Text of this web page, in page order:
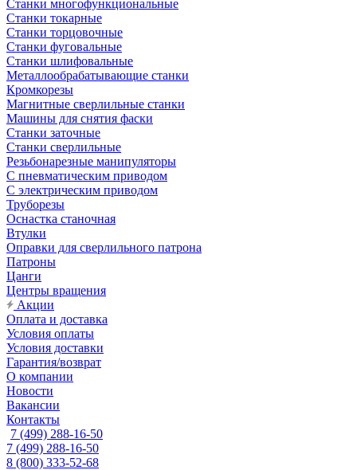
Станки многофункциональные
Станки токарные
Станки торцовочные
Станки фуговальные
Станки шлифовальные
Металлообрабатывающие станки
Кромкорезы
Магнитные сверлильные станки
Машины для снятия фаски
Станки заточные
Станки сверлильные
Резьбонарезные манипуляторы
С пневматическим приводом
С электрическим приводом
Труборезы
Оснастка станочная
Втулки
Оправки для сверлильного патрона
Патроны
Цанги
Центры вращения
Акции
Оплата и доставка
Условия оплаты
Условия доставки
Гарантия/возврат
О компании
Новости
Вакансии
Контакты
7 (499) 288-16-50
7 (499) 288-16-50
8 (800) 333-52-68